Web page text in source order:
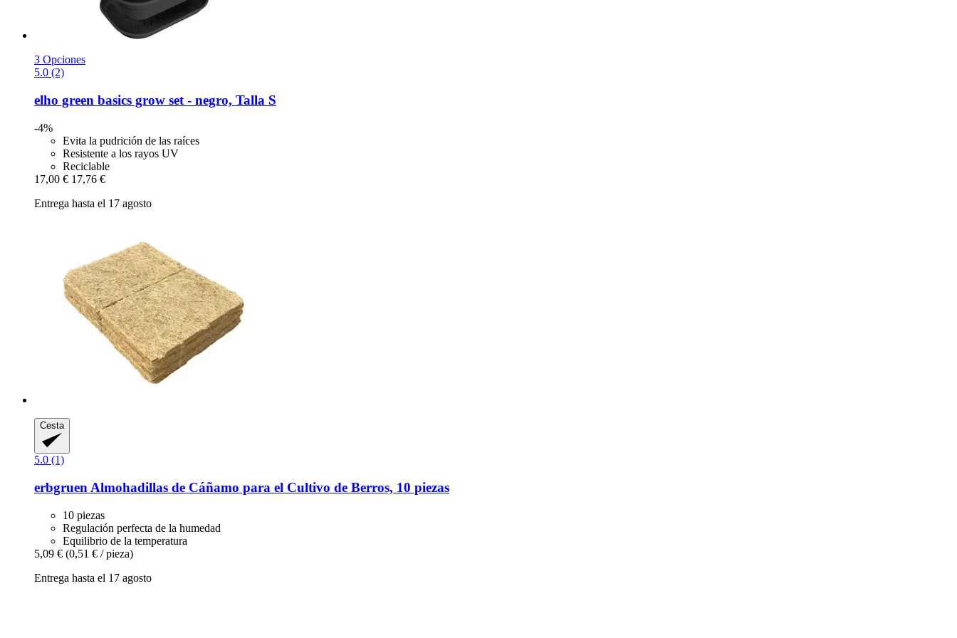
3 Opciones
5.0 (2)
elho green basics grow set -​ negro, Talla S
-4%
Evita la pudrición de las raíces
Resistente a los rayos UV
Reciclable
17,00 € 17,76 €
Entrega hasta el 17 agosto
Cesta
5.0 (1)
erbgruen Almohadillas de Cáñamo para el Cultivo de Berros, 10 piezas
10 piezas
Regulación perfecta de la humedad
Equilibrio de la temperatura
5,09 € (0,51 € / pieza)
Entrega hasta el 17 agosto